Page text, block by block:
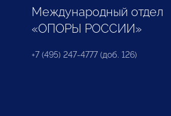
Международный отдел
«ОПОРЫ РОССИИ»
+7 (495) 247-4777 (доб. 126)